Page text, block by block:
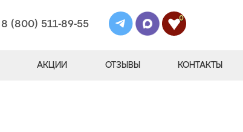
8 (800) 511-89-55
0
АКЦИИ ОТЗЫВЫ КОНТАКТЫ